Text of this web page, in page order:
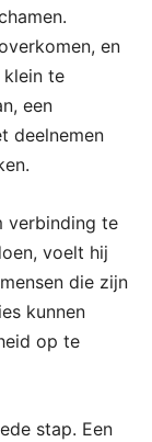
en
klein te
een
deelnemen
verbinding te
voelt hij
die zijn
kunnen
op te
stap. Een